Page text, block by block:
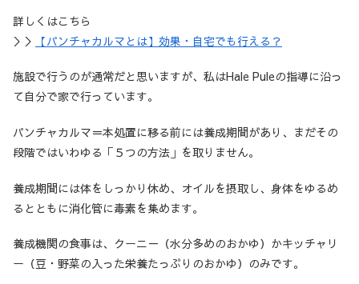
詳しくはこちら
＞＞
【パンチャカルマとは】効果・自宅でも行える？
施設で行うのが通常だと思いますが、私はHale Puleの指導に沿っ
て自分で家で行っています。
パンチャカルマ＝本処置に移る前には養成期間があり、まだその
段階ではいわゆる「５つの方法」を取りません。
養成期間には体をしっかり休め、オイルを摂取し、身体をゆるめ
るとともに消化管に毒素を集めます。
養成機関の食事は、クーニ－（水分多めのおかゆ）かキッチャリ
ー（豆・野菜の入った栄養たっぷりのおかゆ）のみです。